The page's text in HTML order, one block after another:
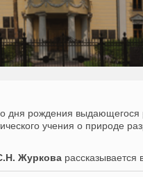
дня рождения выдающегося
учения о природе
Журкова рассказывается